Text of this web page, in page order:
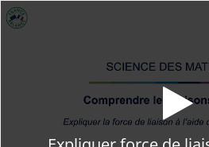
Passer au contenu principal